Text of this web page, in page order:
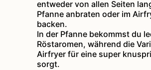
entweder von allen Seiten
Pfanne anbraten oder im
backen.
In der Pfanne bekommst du
Röstaromen, während die
Airfryer für eine super
sorgt.